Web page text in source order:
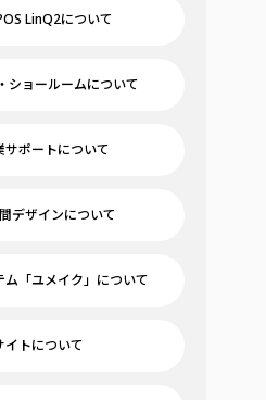
LinQ2について
ショールームについて
サポートについて
デザインについて
ム「ユメイク」について
イトについて